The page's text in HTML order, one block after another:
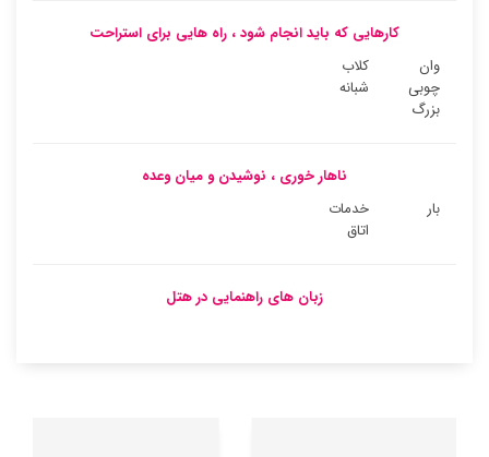
کارهایی که باید انجام شود ، راه هایی برای استراحت
وان
چوبی
بزرگ
کلاب
شبانه
ناهار خوری ، نوشیدن و میان وعده
بار
خدمات
اتاق
زبان های راهنمایی در هتل